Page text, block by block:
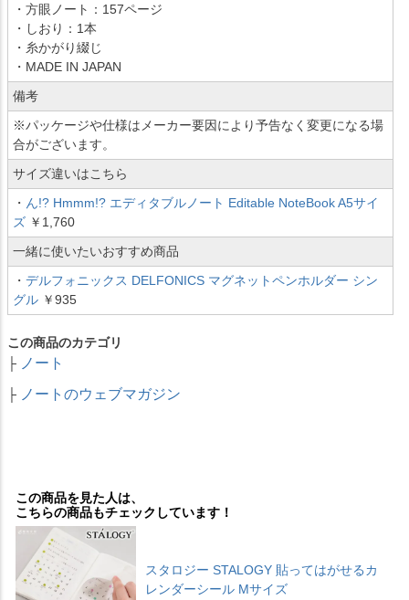
・方眼ノート：157ページ
・しおり：1本
・糸かがり綴じ
・MADE IN JAPAN
備考
※パッケージや仕様はメーカー要因により予告なく変更になる場
合がございます。
サイズ違いはこちら
・ ん!? Hmmm!? エディタブルノート Editable NoteBook A5サイ
ズ ￥1,760
一緒に使いたいおすすめ商品
・ デルフォニックス DELFONICS マグネットペンホルダー シン
グル ￥935
この商品のカテゴリ
├ ノート
├ ノートのウェブマガジン
この商品を見た人は、
こちらの商品もチェックしています！
スタロジー STALOGY 貼ってはがせるカ
レンダーシール Mサイズ